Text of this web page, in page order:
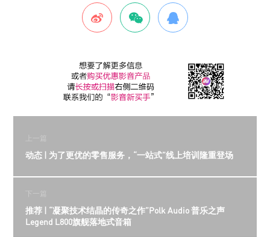
上一篇
动态 | 为了更优的零售服务，“一站式”线上培训隆重登场
下一篇
推荐 | “凝聚技术结晶的传奇之作”Polk Audio 普乐之声
Legend L800旗舰落地式音箱